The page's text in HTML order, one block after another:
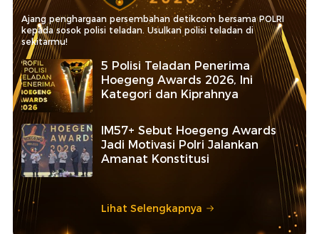
Ajang penghargaan persembahan detikcom bersama POLRI
kepada sosok polisi teladan. Usulkan polisi teladan di
sekitarmu!
5 Polisi Teladan Penerima
Hoegeng Awards 2026, Ini
Kategori dan Kiprahnya
IM57+ Sebut Hoegeng Awards
Jadi Motivasi Polri Jalankan
Amanat Konstitusi
Lihat Selengkapnya